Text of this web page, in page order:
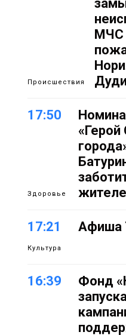
Происшествия
МЧС
17:50
Здоровье
«Герой
17:21
Культура
Афиша
16:39
Фонд